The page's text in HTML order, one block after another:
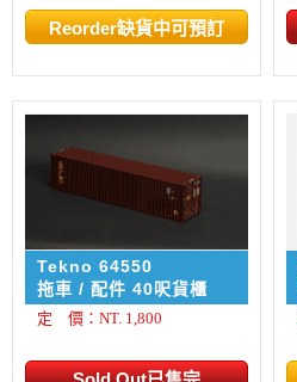
Tekno 64550
拖車 / 配件 40呎貨櫃
定 價：NT. 1,800